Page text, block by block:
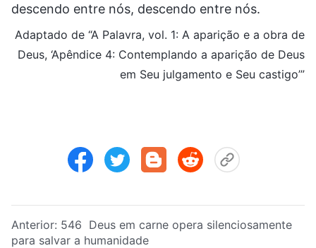
descendo entre nós, descendo entre nós.
Adaptado de “A Palavra, vol. 1: A aparição e a obra de
Deus, ‘Apêndice 4: Contemplando a aparição de Deus
em Seu julgamento e Seu castigo’”
Anterior: 546 Deus em carne opera silenciosamente
para salvar a humanidade